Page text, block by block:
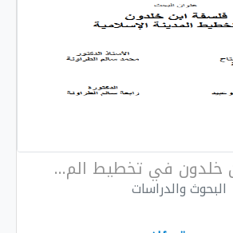
خلدون في تخطيط الم...
البحوث والدراسات